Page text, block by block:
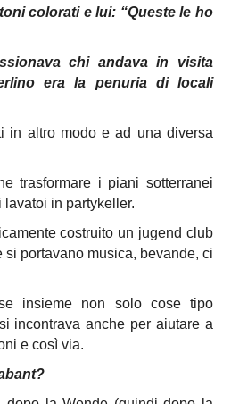
colorati e lui: “Queste le ho
chi andava in visita
era la penuria di locali
in altro modo e ad una diversa
trasformare i piani sotterranei
lavatoi in partykeller.
costruito un jugend club
si portavano musica, bevande, ci
insieme non solo cose tipo
incontrava anche per aiutare a
e così via.